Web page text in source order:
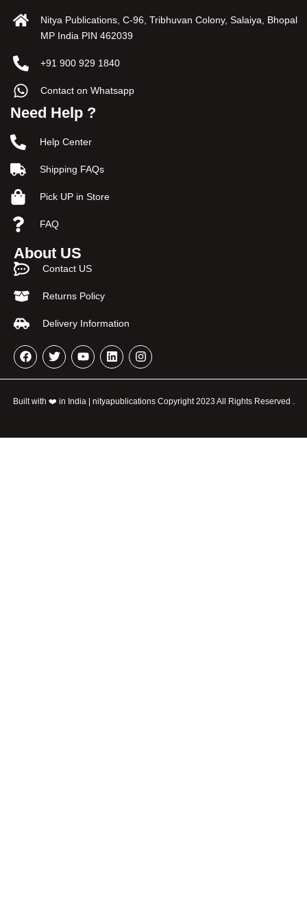
Nitya Publications, C-96, Tribhuvan Colony, Salaiya, Bhopal
MP India PIN 462039
+91 900 929 1840
Contact on Whatsapp
Need Help ?
Help Center
Shipping FAQs
Pick UP in Store
FAQ
About US
Contact US
Returns Policy
Delivery Information
Built with ❤️ in India | nityapublications Copyright 2023 All Rights Reserved .